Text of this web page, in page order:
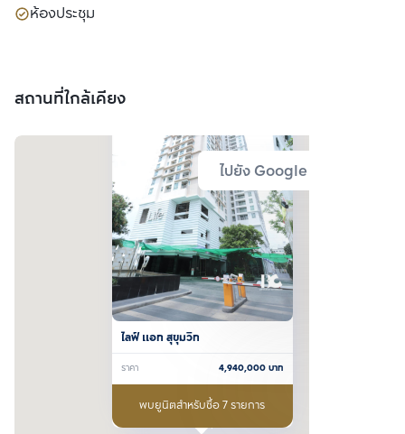
ห้องประชุม
สถานที่ใกล้เคียง
ไปยัง Google Map
ไลฟ์ แอท สุขุมวิท
ราคา 4,940,000บาท
พบยูนิตสำหรับซื้อ 7 รายการ